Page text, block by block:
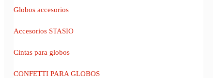
Globos accesorios
Accesorios STASIO
Cintas para globos
CONFETTI PARA GLOBOS